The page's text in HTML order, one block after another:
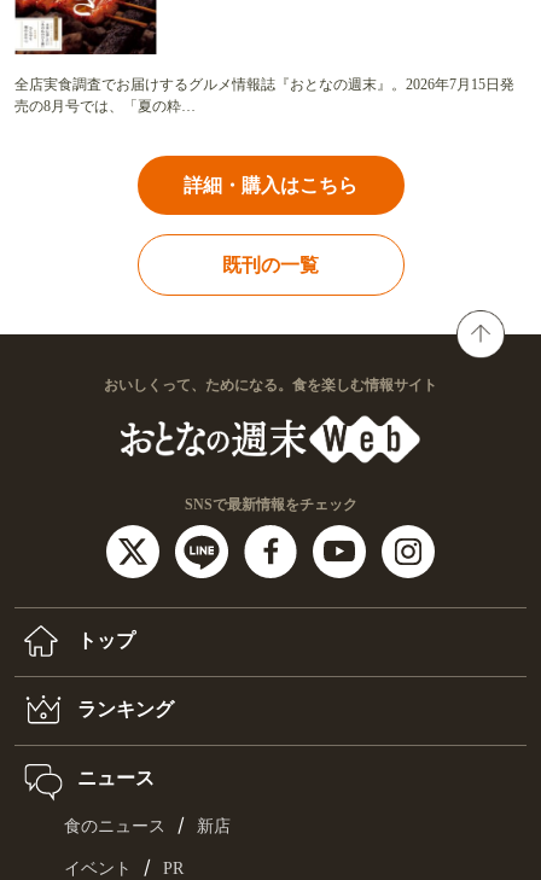
全店実食調査でお届けするグルメ情報誌『おとなの週末』。2026年7月15日発
売の8月号では、「夏の粋…
詳細・購入はこちら
既刊の一覧
おいしくって、ためになる。食を楽しむ情報サイト
SNSで最新情報をチェック
トップ
ランキング
ニュース
食のニュース / 新店
イベント / PR